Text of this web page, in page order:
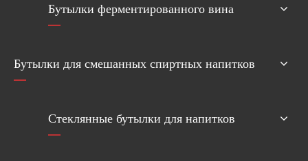
Бутылки ферментированного вина
Бутылки для смешанных спиртных напитков
Стеклянные бутылки для напитков